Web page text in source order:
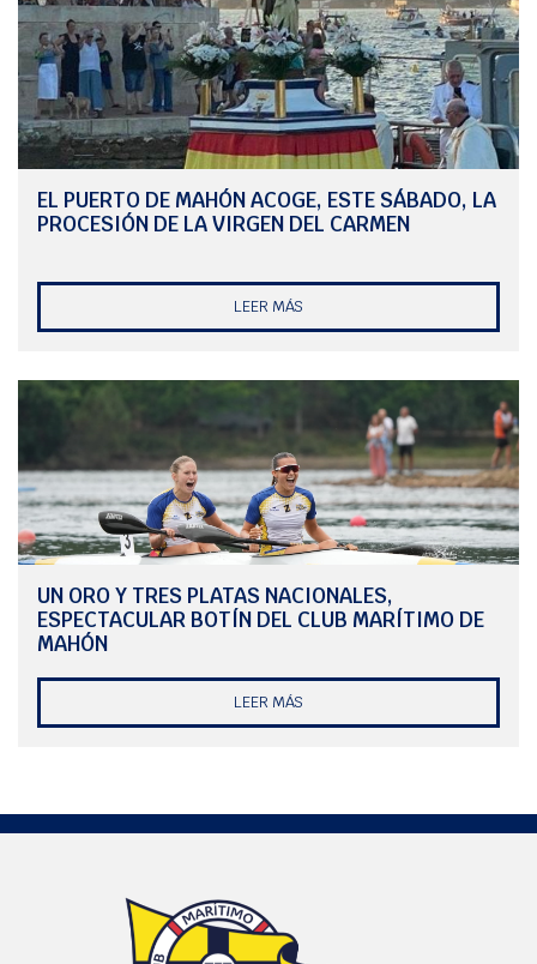
EL PUERTO DE MAHÓN ACOGE, ESTE SÁBADO, LA
PROCESIÓN DE LA VIRGEN DEL CARMEN
LEER MÁS
UN ORO Y TRES PLATAS NACIONALES,
ESPECTACULAR BOTÍN DEL CLUB MARÍTIMO DE
MAHÓN
LEER MÁS